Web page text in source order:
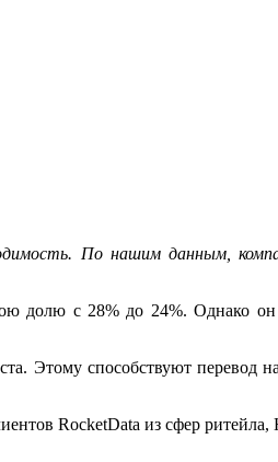
По нашим данным,
долю с 28% до 24%. Однако
Этому способствуют перевод
RocketData из сфер